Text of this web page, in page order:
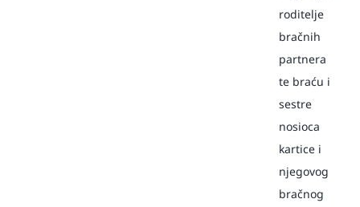
roditelje
bračnih
partnera
te braću i
sestre
nosioca
kartice i
njegovog
bračnog